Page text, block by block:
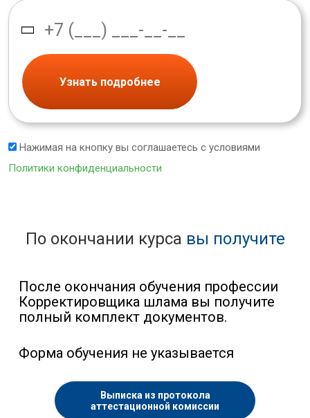
Узнать подробнее
Нажимая на кнопку вы соглашаетесь с условиями
Политики конфиденциальности
По окончании курса вы получите
После окончания обучения профессии
Корректировщика шлама вы получите
полный комплект документов.
Форма обучения не указывается
Выписка из протокола
аттестационной комиссии